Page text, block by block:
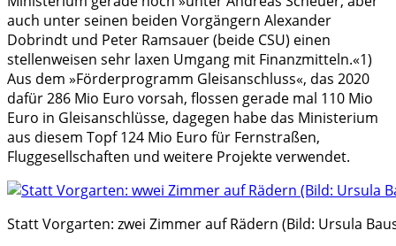
auch unter seinen beiden Vorgängern Alexander
Dobrindt und Peter Ramsauer (beide CSU) einen
stellenweisen sehr laxen Umgang mit Finanzmitteln.«1)
Aus dem »Förderprogramm Gleisanschluss«, das 2020
dafür 286 Mio Euro vorsah, flossen gerade mal 110 Mio
Euro in Gleisanschlüsse, dagegen habe das Ministerium
aus diesem Topf 124 Mio Euro für Fernstraßen,
Fluggesellschaften und weitere Projekte verwendet.
Statt Vorgarten: zwei Zimmer auf Rädern (Bild: Ursula